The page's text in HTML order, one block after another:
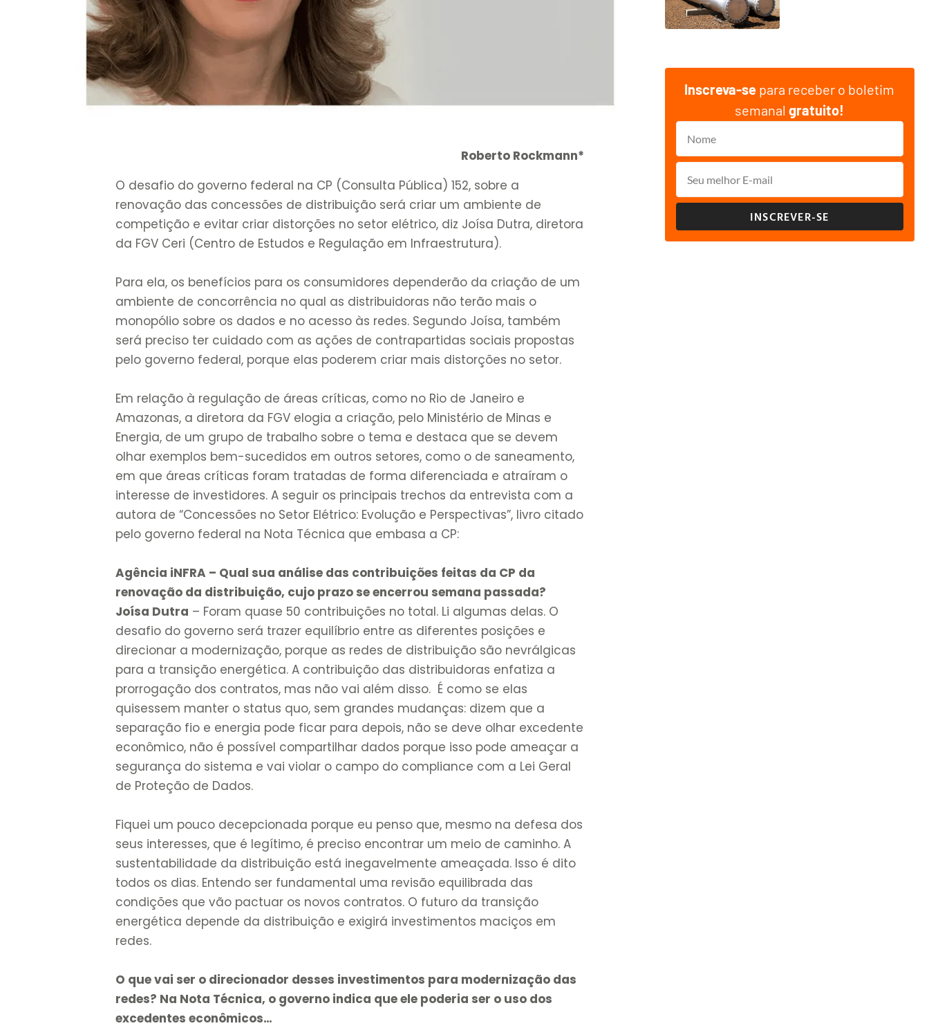
Roberto Rockmann*
O desafio do governo federal na CP (Consulta Pública) 152, sobre a
renovação das concessões de distribuição será criar um ambiente de
competição e evitar criar distorções no setor elétrico, diz Joísa Dutra, diretora
da FGV Ceri (Centro de Estudos e Regulação em Infraestrutura).
Para ela, os benefícios para os consumidores dependerão da criação de um
ambiente de concorrência no qual as distribuidoras não terão mais o
monopólio sobre os dados e no acesso às redes. Segundo Joísa, também
será preciso ter cuidado com as ações de contrapartidas sociais propostas
pelo governo federal, porque elas poderem criar mais distorções no setor.
Em relação à regulação de áreas críticas, como no Rio de Janeiro e
Amazonas, a diretora da FGV elogia a criação, pelo Ministério de Minas e
Energia, de um grupo de trabalho sobre o tema e destaca que se devem
olhar exemplos bem-sucedidos em outros setores, como o de saneamento,
em que áreas críticas foram tratadas de forma diferenciada e atraíram o
interesse de investidores. A seguir os principais trechos da entrevista com a
autora de “Concessões no Setor Elétrico: Evolução e Perspectivas”, livro citado
pelo governo federal na Nota Técnica que embasa a CP:
Agência iNFRA – Qual sua análise das contribuições feitas da CP da
renovação da distribuição, cujo prazo se encerrou semana passada?
Joísa Dutra – Foram quase 50 contribuições no total. Li algumas delas. O
desafio do governo será trazer equilíbrio entre as diferentes posições e
direcionar a modernização, porque as redes de distribuição são nevrálgicas
para a transição energética. A contribuição das distribuidoras enfatiza a
prorrogação dos contratos, mas não vai além disso. É como se elas
quisessem manter o status quo, sem grandes mudanças: dizem que a
separação fio e energia pode ficar para depois, não se deve olhar excedente
econômico, não é possível compartilhar dados porque isso pode ameaçar a
segurança do sistema e vai violar o campo do compliance com a Lei Geral
de Proteção de Dados.
Fiquei um pouco decepcionada porque eu penso que, mesmo na defesa dos
seus interesses, que é legítimo, é preciso encontrar um meio de caminho. A
sustentabilidade da distribuição está inegavelmente ameaçada. Isso é dito
todos os dias. Entendo ser fundamental uma revisão equilibrada das
condições que vão pactuar os novos contratos. O futuro da transição
energética depende da distribuição e exigirá investimentos maciços em
redes.
O que vai ser o direcionador desses investimentos para modernização das
redes? Na Nota Técnica, o governo indica que ele poderia ser o uso dos
excedentes econômicos…
Inscreva-se para receber o boletim
semanalgratuito!
INSCREVER-SE